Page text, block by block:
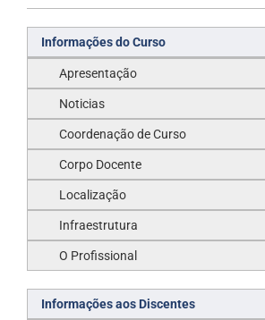
Informações do Curso
Apresentação
Noticias
Coordenação de Curso
Corpo Docente
Localização
Infraestrutura
O Profissional
Informações aos Discentes